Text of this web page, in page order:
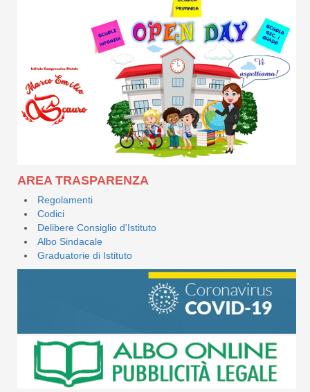
AREA TRASPARENZA
Regolamenti
Codici
Delibere Consiglio d'Istituto
Albo Sindacale
Graduatorie di Istituto